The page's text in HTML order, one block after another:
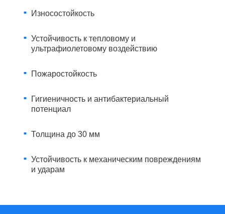
Износостойкость
Устойчивость к тепловому и
ультрафиолетовому воздействию
Пожаростойкость
Гигиеничность и антибактериальный
потенциал
Толщина до 30 мм
Устойчивость к механическим повреждениям
и ударам